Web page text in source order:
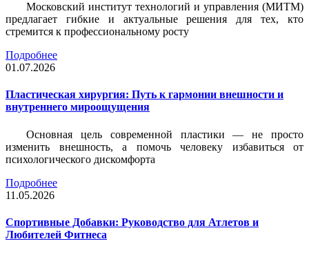
Московский институт технологий и управления (МИТМ)
предлагает гибкие и актуальные решения для тех, кто
стремится к профессиональному росту
Подробнее
01.07.2026
Пластическая хирургия: Путь к гармонии внешности и
внутреннего мироощущения
Основная цель современной пластики — не просто
изменить внешность, а помочь человеку избавиться от
психологического дискомфорта
Подробнее
11.05.2026
Спортивные Добавки: Руководство для Атлетов и
Любителей Фитнеса